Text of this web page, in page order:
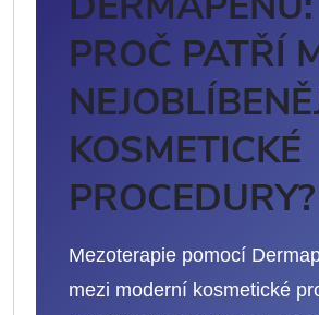
PROČ PATŘÍ
KOSMETICKÉ
PROCEDURY?
Mezoterapie pomocí
mezi moderní kosmetické